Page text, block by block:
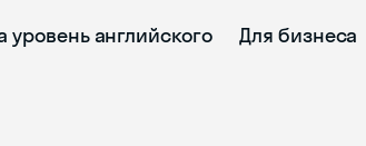
уровень английского Для бизнеса